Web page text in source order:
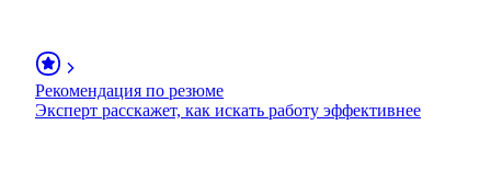
Рекомендация по резюме
Эксперт расскажет, как искать работу эффективнее